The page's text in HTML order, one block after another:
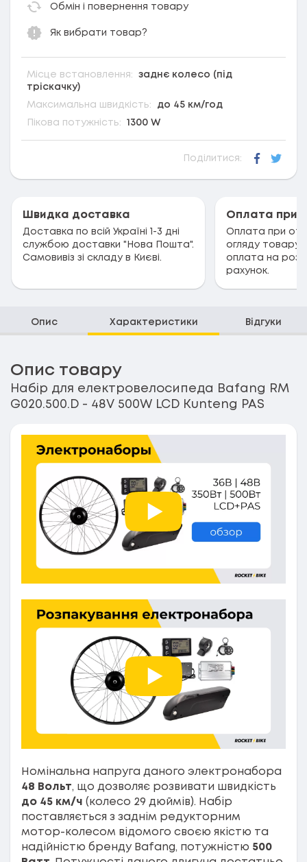
Обмін і повернення товару
Як вибрати товар?
Місце встановлення:
заднє колесо (під
тріскачку)
Максимальна швидкість: до 45 км/год
Пікова потужність: 1300 W
Поділитися:
Швидка доставка
Доставка по всій Україні 1-3 дні
службою доставки "Нова Пошта".
Самовивіз зі складу в Києві.
Оплата при
Оплата при
огляду
оплата на
рахунок.
Опис Характеристики Відгуки
Опис товару
Набір для електровелосипеда Bafang RM
G020.500.D - 48V 500W LCD Kunteng PAS
Номінальна напруга даного электронабора
48 Вольт, що дозволяє розвивати швидкість
до 45 км/ч (колесо 29 дюймів). Набір
поставляється з заднім редукторним
мотор-колесом відомого своєю якістю та
надійністю бренду Bafang, потужністю 500